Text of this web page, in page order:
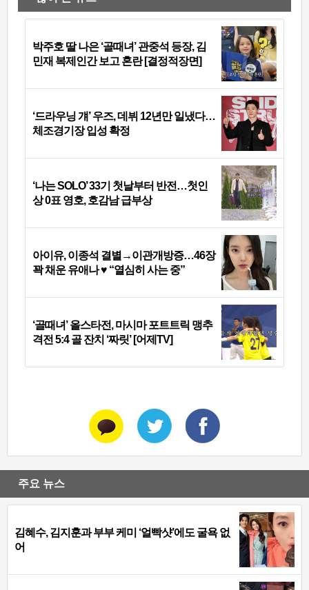
박주호 딸 나은 ‘골때녀’ 관중석 등장, 김
민재 복제인간 보고 혼란 [결정적장면]
‘드라우닝 걔’ 우즈, 데뷔 12년만 일냈다…
체조경기장 입성 확정
‘나는 SOLO’ 33기 첫날부터 반전…첫인
상 0표 영호, 호감남 급부상
아이유, 이종석 결별→이관개방증…46장
꽉 채운 유애나 ♥ “열심히 사는 중”
‘골때녀’ 올스타전, 마시마 포트트릭 맹추
격전 5:4 골 잔치 ‘짜릿’ [어제TV]
주요 뉴스
김혜수, 김지훈과 부부 케미 ‘얼빡샷’에도 굴욕 없
어